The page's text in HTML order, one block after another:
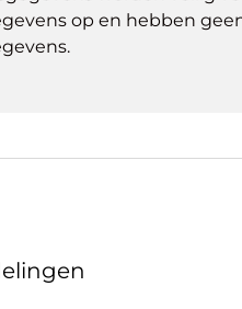
op en hebben